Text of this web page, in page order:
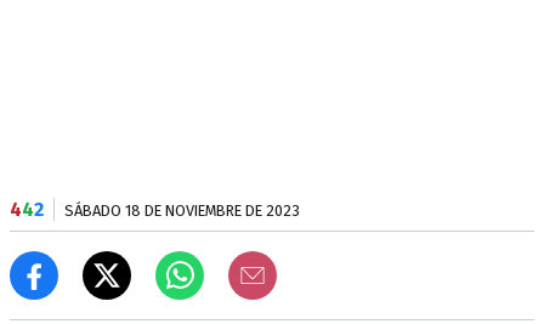
442 SÁBADO 18 DE NOVIEMBRE DE 2023